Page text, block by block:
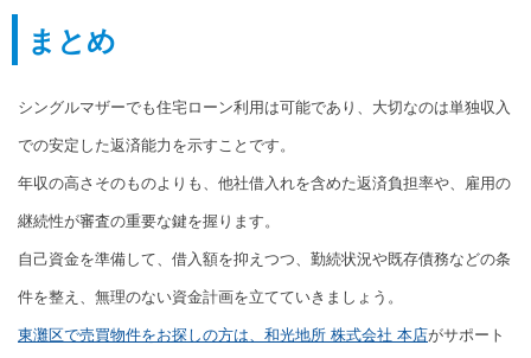
まとめ
シングルマザーでも住宅ローン利用は可能であり、大切なのは単独収入
での安定した返済能力を示すことです。
年収の高さそのものよりも、他社借入れを含めた返済負担率や、雇用の
継続性が審査の重要な鍵を握ります。
自己資金を準備して、借入額を抑えつつ、勤続状況や既存債務などの条
件を整え、無理のない資金計画を立てていきましょう。
東灘区で売買物件をお探しの方は、和光地所 株式会社 本店がサポート